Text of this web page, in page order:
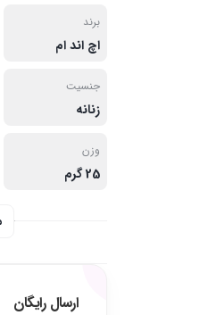
برند
اچ اند ام
جنسیت
زنانه
وزن
25 گرم
ارسال رایگان